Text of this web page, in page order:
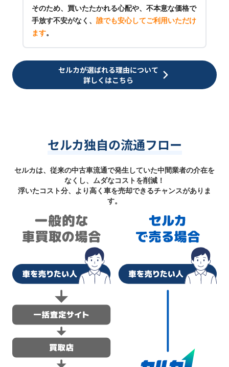
そのため、買いたたかれる心配や、不本意な価格で
手放す不安がなく、 誰でも安心してご利用いただけ
ます。
セルカが選ばれる理由について
詳しくはこちら
セルカ独自の流通フロー
セルカは、従来の中古車流通で発生していた中間業者の介在を
なくし、ムダなコストを削減！
浮いたコスト分、より高く車を売却できるチャンスがありま
す。